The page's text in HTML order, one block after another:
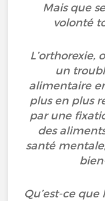
Mais que
volonté
L’orthorexie,
un
alimentaire
plus en plus
par une
des
santé
Qu’est-ce